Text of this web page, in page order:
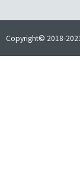
Copyright© 2018-